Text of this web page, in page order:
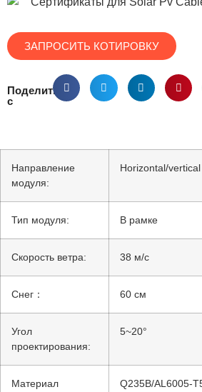
ЗАПРОСИТЬ КОТИРОВКУ
Поделиться
с
Направление
модуля:
Horizontal/
Тип модуля: В рамке
Скорость ветра: 38 м/с
Снег： 60 см
Угол
проектирования:
5~20°
Материал
Q235B/AL6005-